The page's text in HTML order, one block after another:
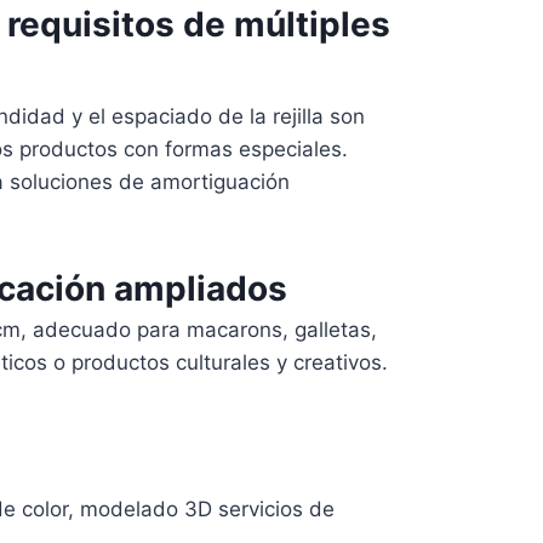
de múltiples
y el espaciado de la rejilla son
productos con formas especiales.
soluciones de amortiguación
ampliados
adecuado para macarons, galletas,
o productos culturales y creativos.
color, modelado 3D servicios de